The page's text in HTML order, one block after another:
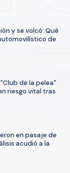
y se volcó: Qué
de
de la pelea"
riesgo vital tras
en pasaje de
acudió a la